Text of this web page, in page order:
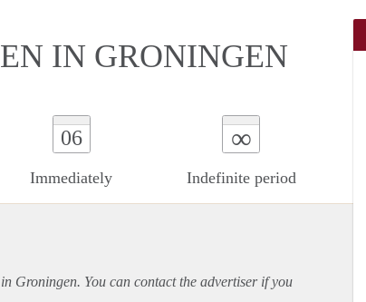
IN GRONINGEN
06
Immediately
∞
Indefinite period
Groningen. You can contact the advertiser if you